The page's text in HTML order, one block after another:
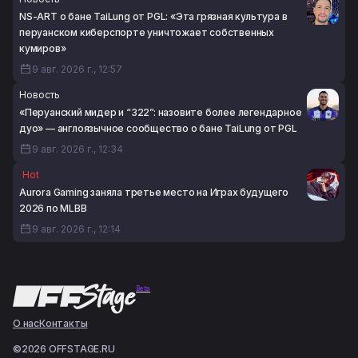
NS-ART о бане TaiLung от PGL: «Эта грязная культура в
перуанском киберспорте уничтожает собственных
кумиров»
9 авг. 2026 г., 12:57
Новость
«Перуанский мидер и “322”: назовите более легендарное
дуо» — англоязычное сообщество о бане TaiLung от PGL
9 авг. 2026 г., 12:34
Hot
Aurora Gaming заняла третье место на Играх будущего
2026 по MLBB
9 авг. 2026 г., 12:14
Beta
О насКонтакты
©2026 OFFSTAGE.RU